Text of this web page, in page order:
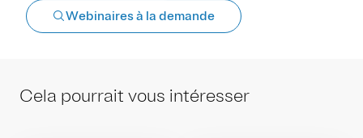
Webinaires à la demande
Cela pourrait vous intéresser